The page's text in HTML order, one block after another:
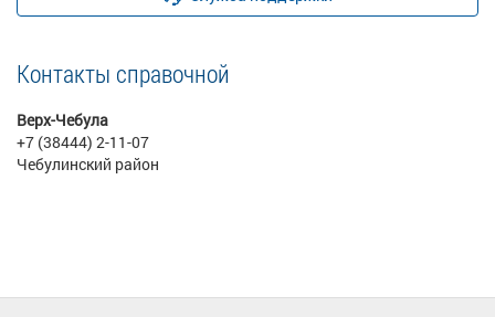
Контакты справочной
Верх-Чебула
+7 (38444) 2-11-07
Чебулинский район